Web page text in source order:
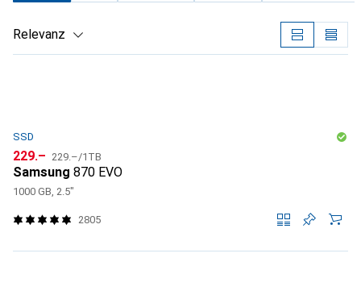
Relevanz
SSD
CHF
229.– CHF
229.–/1TB
Samsung 870 EVO
1000 GB, 2.5"
2805